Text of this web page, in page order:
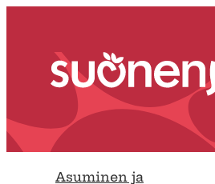
Etusivu
Asuminen ja